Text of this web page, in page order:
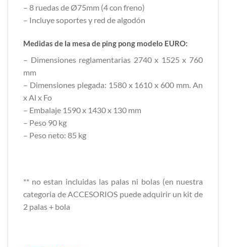
– 8 ruedas de Ø75mm (4 con freno)
– Incluye soportes y red de algodón
Medidas de la mesa de ping pong modelo EURO:
– Dimensiones reglamentarias 2740 x 1525 x 760
mm
– Dimensiones plegada: 1580 x 1610 x 600 mm. An
x Al x Fo
– Embalaje 1590 x 1430 x 130 mm
– Peso 90 kg
– Peso neto: 85 kg
** no estan incluidas las palas ni bolas (en nuestra
categoria de ACCESORIOS puede adquirir un kit de
2 palas + bola